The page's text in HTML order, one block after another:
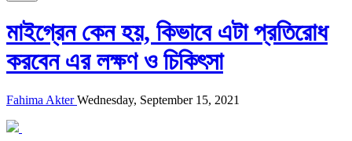
মাইগ্রেন কেন হয়, কিভাবে এটা প্রতিরোধ
করবেন এর লক্ষণ ও চিকিৎসা
Fahima AkterWednesday, September 15, 2021